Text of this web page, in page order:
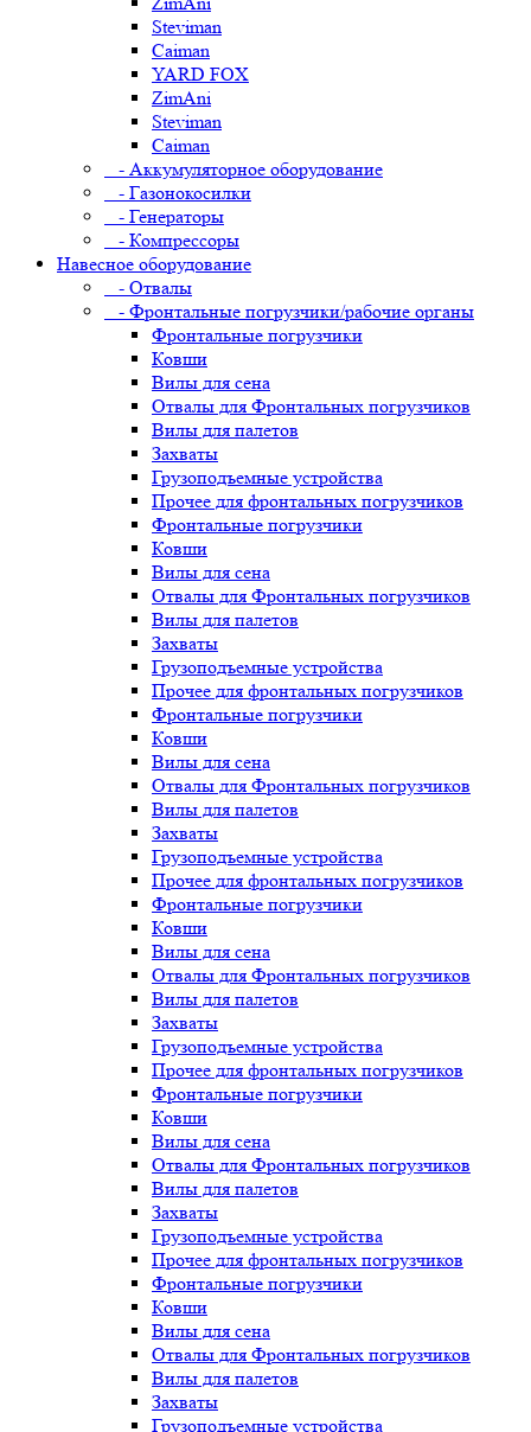
Steviman
Caiman
YARD FOX
ZimAni
Steviman
Caiman
- Аккумуляторное оборудование
- Газонокосилки
- Генераторы
- Компрессоры
Навесное оборудование
- Отвалы
- Фронтальные погрузчики/рабочие органы
Фронтальные погрузчики
Ковши
Вилы для сена
Отвалы для Фронтальных погрузчиков
Вилы для палетов
Захваты
Грузоподъемные устройства
Прочее для фронтальных погрузчиков
Фронтальные погрузчики
Ковши
Вилы для сена
Отвалы для Фронтальных погрузчиков
Вилы для палетов
Захваты
Грузоподъемные устройства
Прочее для фронтальных погрузчиков
Фронтальные погрузчики
Ковши
Вилы для сена
Отвалы для Фронтальных погрузчиков
Вилы для палетов
Захваты
Грузоподъемные устройства
Прочее для фронтальных погрузчиков
Фронтальные погрузчики
Ковши
Вилы для сена
Отвалы для Фронтальных погрузчиков
Вилы для палетов
Захваты
Грузоподъемные устройства
Прочее для фронтальных погрузчиков
Фронтальные погрузчики
Ковши
Вилы для сена
Отвалы для Фронтальных погрузчиков
Вилы для палетов
Захваты
Грузоподъемные устройства
Прочее для фронтальных погрузчиков
Фронтальные погрузчики
Ковши
Вилы для сена
Отвалы для Фронтальных погрузчиков
Вилы для палетов
Захваты
Грузоподъемные устройства